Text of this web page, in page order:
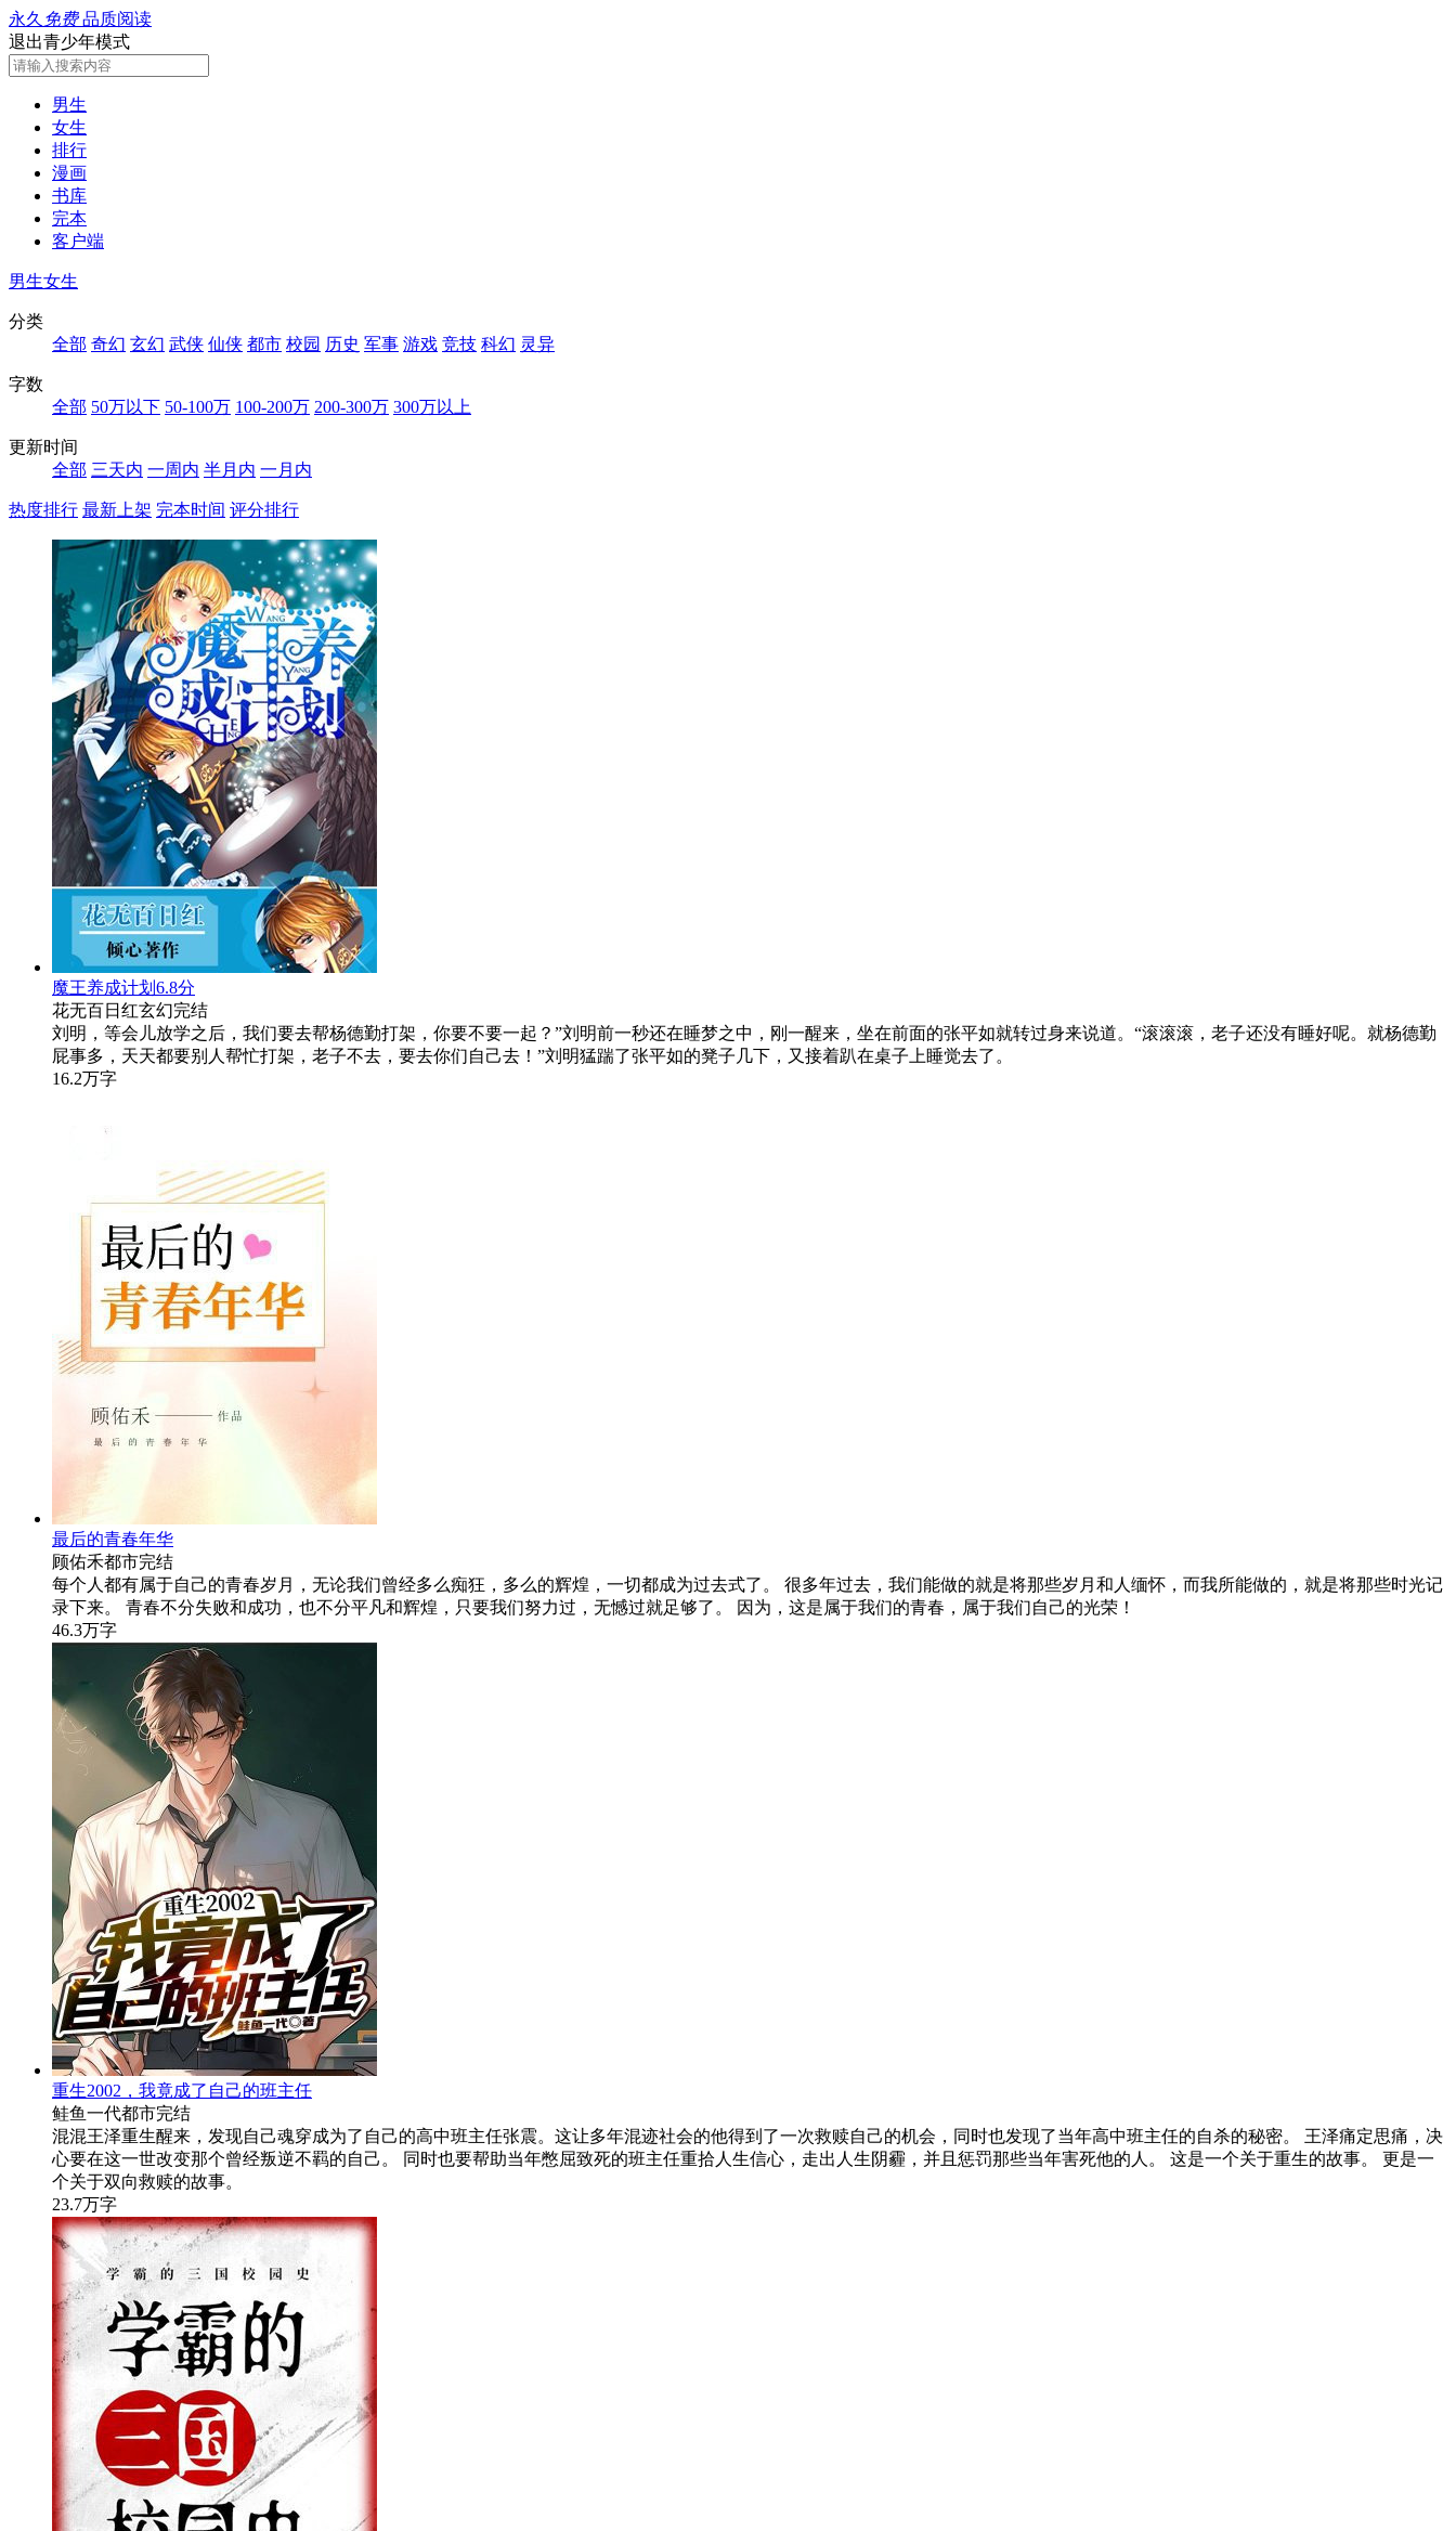
永久 免费品质阅读
退出青少年模式
男生
女生
排行
漫画
书库
完本
客户端
男生女生
分类
全部 奇幻 玄幻 武侠 仙侠 都市 校园 历史 军事 游戏 竞技 科幻 灵异
字数
全部 50万以下 50-100万 100-200万 200-300万 300万以上
更新时间
全部 三天内 一周内 半月内 一月内
热度排行 最新上架 完本时间 评分排行
魔王养成计划 6.8分
花无百日红玄幻完结
刘明，等会儿放学之后，我们要去帮杨德勤打架，你要不要一起？”刘明前一秒还在睡梦之中，刚一醒来，坐在前面的张平如就转过身来说道。“滚滚滚，老子还没有睡好呢。就杨德勤
屁事多，天天都要别人帮忙打架，老子不去，要去你们自己去！”刘明猛踹了张平如的凳子几下，又接着趴在桌子上睡觉去了。
16.2万字
最后的青春年华
顾佑禾都市完结
每个人都有属于自己的青春岁月，无论我们曾经多么痴狂，多么的辉煌，一切都成为过去式了。 很多年过去，我们能做的就是将那些岁月和人缅怀，而我所能做的，就是将那些时光记
录下来。 青春不分失败和成功，也不分平凡和辉煌，只要我们努力过，无憾过就足够了。 因为，这是属于我们的青春，属于我们自己的光荣！
46.3万字
重生2002，我竟成了自己的班主任
鲑鱼一代都市完结
混混王泽重生醒来，发现自己魂穿成为了自己的高中班主任张震。这让多年混迹社会的他得到了一次救赎自己的机会，同时也发现了当年高中班主任的自杀的秘密。 王泽痛定思痛，决
心要在这一世改变那个曾经叛逆不羁的自己。 同时也要帮助当年憋屈致死的班主任重拾人生信心，走出人生阴霾，并且惩罚那些当年害死他的人。 这是一个关于重生的故事。 更是一
个关于双向救赎的故事。
23.7万字